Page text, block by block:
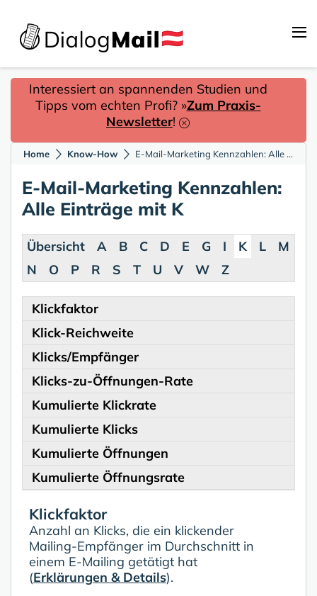
Interessiert an spannenden Studien und
Tipps vom echten Profi? »Zum Praxis-
Newsletter!
Home Know-How E-Mail-Marketing Kennzahlen: Alle Einträge mit K
E-Mail-Marketing Kennzahlen:
Alle Einträge mit K
Übersicht A B C D E G I K L
M
N
O P R S T U V W Z
Klickfaktor
Klick-Reichweite
Klicks/Empfänger
Klicks-zu-Öffnungen-Rate
Kumulierte Klickrate
Kumulierte Klicks
Kumulierte Öffnungen
Kumulierte Öffnungsrate
Klickfaktor
Anzahl an Klicks, die ein klickender
Mailing-Empfänger im Durchschnitt in
einem E-Mailing getätigt hat
(Erklärungen & Details).